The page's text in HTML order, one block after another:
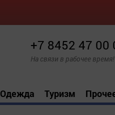
+7 8452 47 00
На связи в рабочее время!
Одежда Туризм